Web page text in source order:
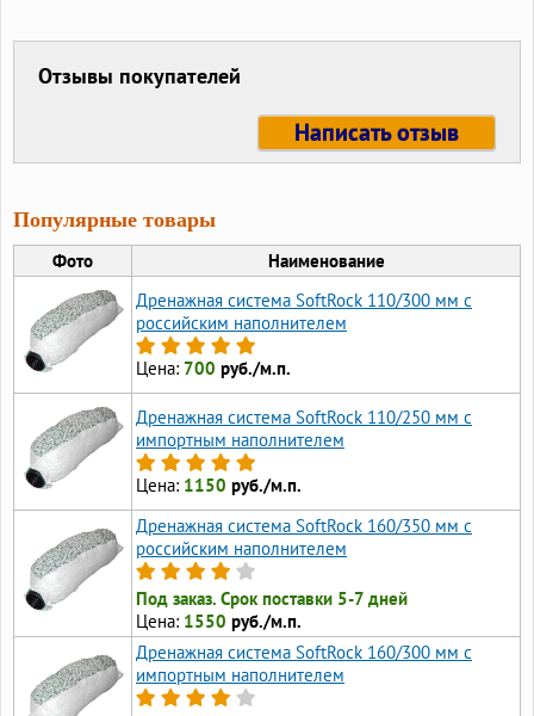
Отзывы покупателей
Написать отзыв
Популярные товары
Фото
Наименование
Дренажная система SoftRock 110/300 мм с
российским наполнителем
Цена: 700 руб./м.п.
Дренажная система SoftRock 110/250 мм с
импортным наполнителем
Цена: 1150 руб./м.п.
Дренажная система SoftRock 160/350 мм c
российским наполнителем
Под заказ. Срок поставки 5-7 дней
Цена: 1550 руб./м.п.
Дренажная система SoftRock 160/300 мм c
импортным наполнителем